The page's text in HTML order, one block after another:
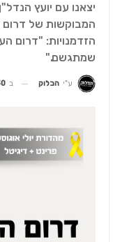
יצאנו עם יועץ
המבוקשות של
הזדמנויות: "דרום
שמתגשם."
ע"י הבלוק ב 30